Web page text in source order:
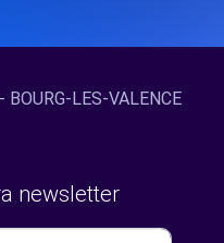
BOURG-LES-VALENCE
newsletter